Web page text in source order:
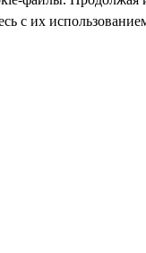
с их